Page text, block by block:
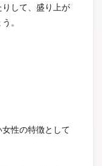
して、盛り上が
。
性の特徴として